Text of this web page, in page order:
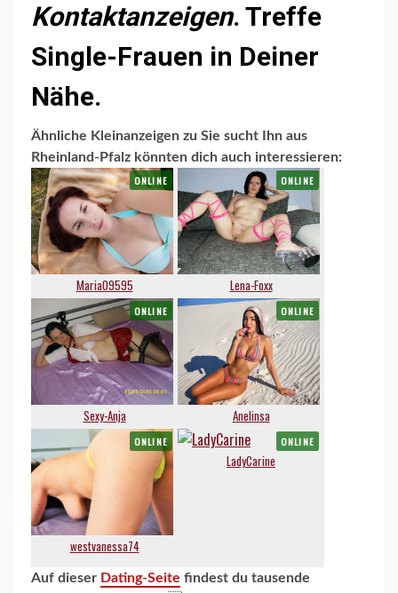
Kontaktanzeigen. Treffe
Single-Frauen in Deiner
Nähe.
Ähnliche Kleinanzeigen zu Sie sucht Ihn aus
Rheinland-Pfalz könnten dich auch interessieren:
Auf dieser Dating-Seite findest du tausende